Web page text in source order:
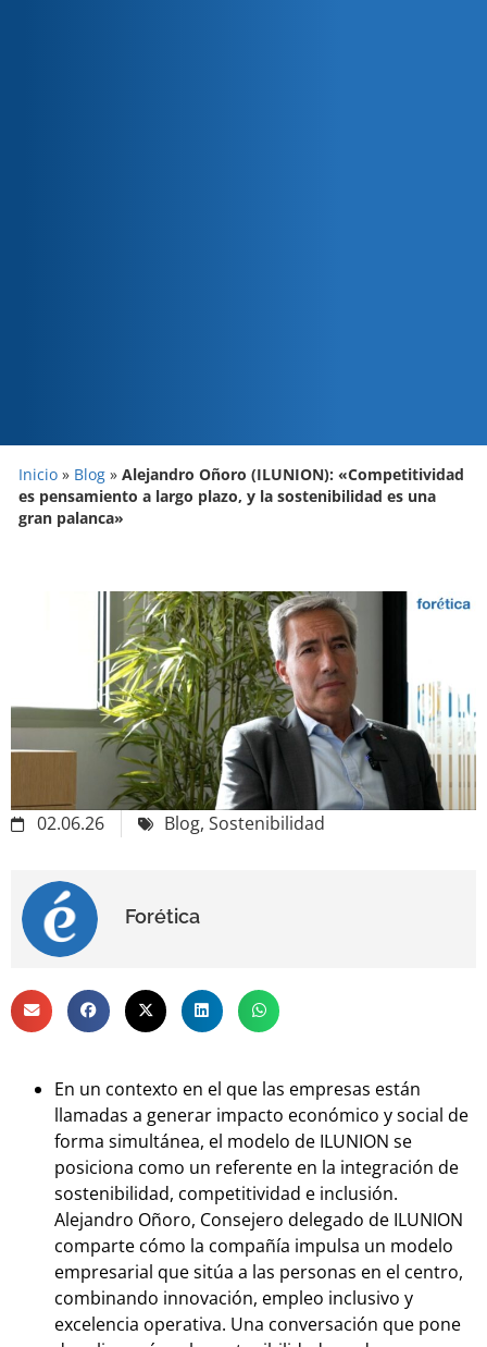
Inicio » Blog » Alejandro Oñoro (ILUNION): «Competitividad
es pensamiento a largo plazo, y la sostenibilidad es una
gran palanca»
02.06.26 Blog, Sostenibilidad
Forética
En un contexto en el que las empresas están
llamadas a generar impacto económico y social de
forma simultánea, el modelo de ILUNION se
posiciona como un referente en la integración de
sostenibilidad, competitividad e inclusión.
Alejandro Oñoro, Consejero delegado de ILUNION
comparte cómo la compañía impulsa un modelo
empresarial que sitúa a las personas en el centro,
combinando innovación, empleo inclusivo y
excelencia operativa. Una conversación que pone